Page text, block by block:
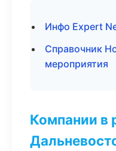
Инфо Expert
Справочник
мероприятия
Компании в